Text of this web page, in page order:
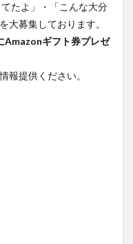
たよ」・「こんな大分
大募集しております。
Amazonギフト券プレゼ
報提供ください。